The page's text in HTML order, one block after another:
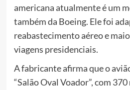
americana atualmente é um
também da Boeing. Ele foi
reabastecimento aéreo e
viagens presidenciais.
A fabricante afirma que o
“Salão Oval Voador”, com